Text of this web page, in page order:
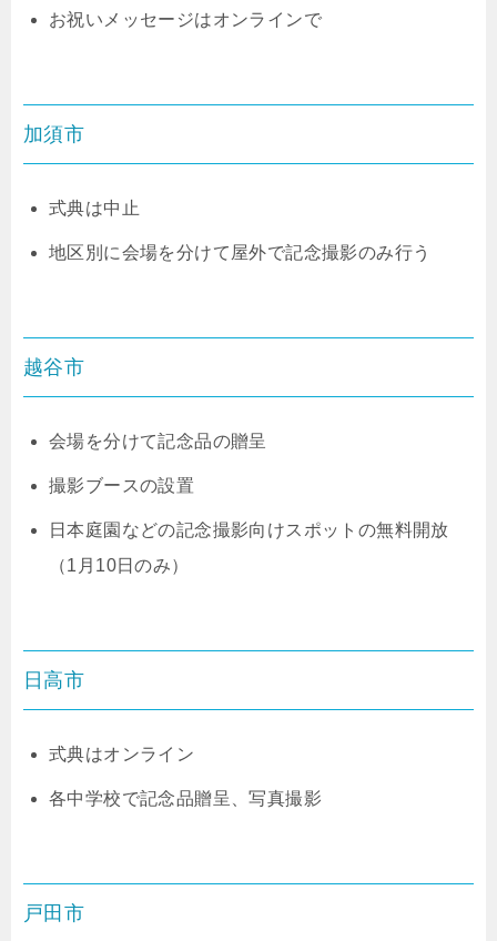
お祝いメッセージはオンラインで
加須市
式典は中止
地区別に会場を分けて屋外で記念撮影のみ行う
越谷市
会場を分けて記念品の贈呈
撮影ブースの設置
日本庭園などの記念撮影向けスポットの無料開放
（1月10日のみ）
日高市
式典はオンライン
各中学校で記念品贈呈、写真撮影
戸田市